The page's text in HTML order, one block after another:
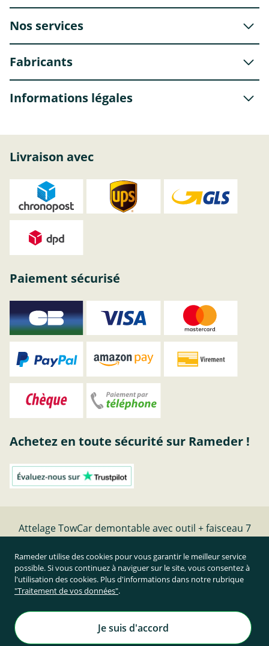
Nos services
Fabricants
Informations légales
Livraison avec
Paiement sécurisé
Achetez en toute sécurité sur Rameder !
Attelage TowCar demontable avec outil + faisceau 7
Résilier le contrat
Prix TTC et hors frais de port
Rameder Attelage France
Tous droits réservés. | © Copyright 1995-2026
Rameder utilise des cookies pour vous garantir le meilleur service
possible. Si vous continuez à naviguer sur le site, vous consentez à
l'utilisation des cookies. Plus d'informations dans notre rubrique
"Traitement de vos données".
Je suis d'accord